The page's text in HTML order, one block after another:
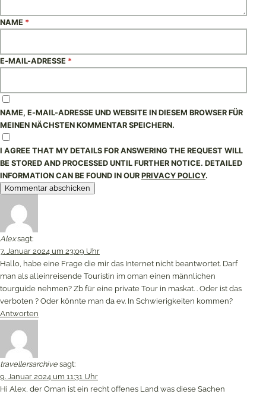
NAME *
E-MAIL-ADRESSE *
NAME, E-MAIL-ADRESSE UND WEBSITE IN DIESEM BROWSER FÜR
MEINEN NÄCHSTEN KOMMENTAR SPEICHERN.
I AGREE THAT MY DETAILS FOR ANSWERING THE REQUEST WILL
BE STORED AND PROCESSED UNTIL FURTHER NOTICE. DETAILED
INFORMATION CAN BE FOUND IN OUR PRIVACY POLICY.
Alex sagt:
7. Januar 2024 um 23:09 Uhr
Hallo, habe eine Frage die mir das Internet nicht beantwortet. Darf
man als alleinreisende Touristin im oman einen männlichen
tourguide nehmen? Zb für eine private Tour in maskat. . Oder ist das
verboten ? Oder könnte man da ev. In Schwierigkeiten kommen?
Antworten
travellersarchive sagt:
9. Januar 2024 um 11:31 Uhr
Hi Alex, der Oman ist ein recht offenes Land was diese Sachen